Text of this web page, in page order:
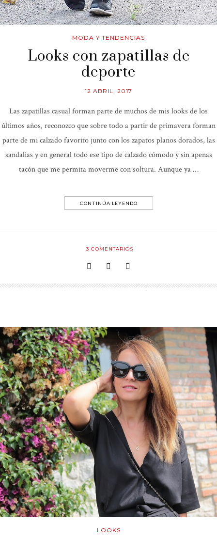
MODA Y TENDENCIAS
Looks con zapatillas de
deporte
12 ABRIL, 2017
Las zapatillas casual forman parte de muchos de mis looks de los
últimos años, reconozco que sobre todo a partir de primavera forman
parte de mi calzado favorito junto con los zapatos planos dorados, las
sandalias y en general todo ese tipo de calzado cómodo y sin apenas
tacón que me permita moverme con soltura. Aunque ya …
CONTINÚA LEYENDO
3 COMENTARIOS
LOOKS